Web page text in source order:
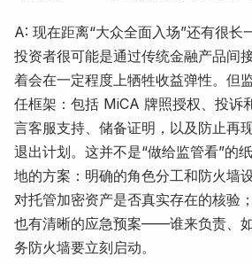
A: 现在距离“大众全面入场”还有很长
投资者很可能是通过传统金融产品间
着会在一定程度上牺牲收益弹性。但
任框架：包括 MiCA 牌照授权、投诉
言客服支持、储备证明，以及防止再
退出计划。这并不是“做给监管看”的
地的方案：明确的角色分工和防火墙
对托管加密资产是否真实存在的核验
也有清晰的应急预案——谁来负责、
务防火墙要立刻启动。